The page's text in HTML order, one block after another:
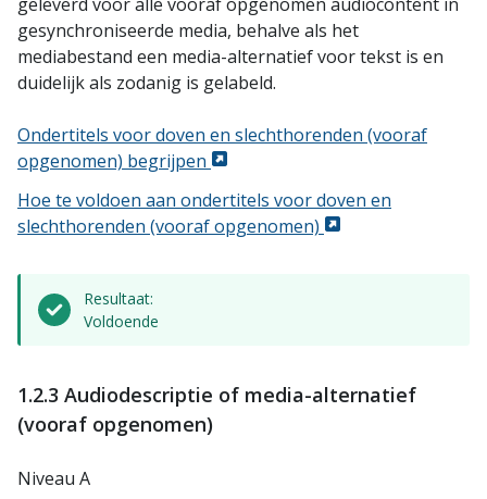
gesynchroniseerde media, behalve als het
mediabestand een media-alternatief voor tekst is en
duidelijk als zodanig is gelabeld.
Ondertitels voor doven en slechthorenden (vooraf
opgenomen) begrijpen
Hoe te voldoen aan ondertitels voor doven en
slechthorenden (vooraf opgenomen)
Resultaat:
Voldoende
1.2.3 Audiodescriptie of media-alternatief
(vooraf opgenomen)
Niveau A